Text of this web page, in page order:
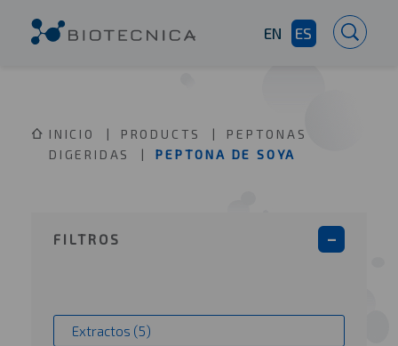
EN ES
FILTROS
Extractos (5)
INICIO PRODUCTS
PEPTONAS
DIGERIDAS
PEPTONA DE SOYA